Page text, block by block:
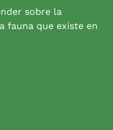
sobre la
fauna que existe en